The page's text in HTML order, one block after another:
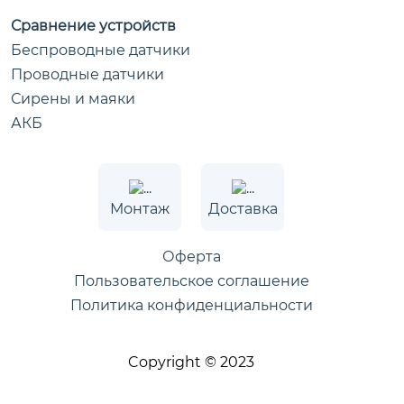
Сравнение устройств
Беспроводные датчики
Проводные датчики
Сирены и маяки
АКБ
Оферта
Пользовательское соглашение
Политика конфиденциальности
Copyright © 2023
Монтаж Доставка